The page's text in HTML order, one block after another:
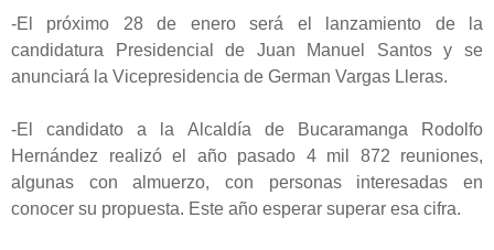
-El próximo 28 de enero será el lanzamiento de la
candidatura Presidencial de Juan Manuel Santos y se
anunciará la Vicepresidencia de German Vargas Lleras.
-El candidato a la Alcaldía de Bucaramanga Rodolfo
Hernández realizóel año pasado 4 mil 872 reuniones,
algunas con almuerzo, con personas interesadas en
conocer su propuesta. Este año esperar superar esa cifra.